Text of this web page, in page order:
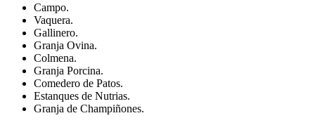
Campo.
Vaquera.
Gallinero.
Granja Ovina.
Colmena.
Granja Porcina.
Comedero de Patos.
Estanques de Nutrias.
Granja de Champiñones.